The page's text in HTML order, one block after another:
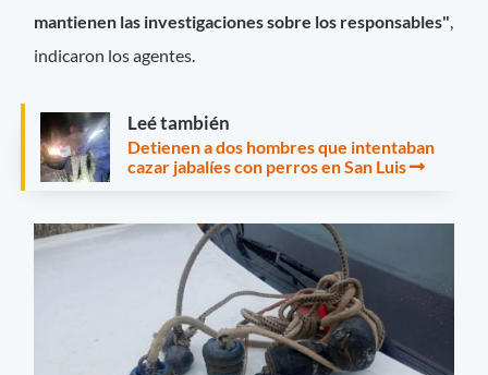
mantienen las investigaciones sobre los responsables",
indicaron los agentes.
Leé también
Detienen a dos hombres que intentaban
cazar jabalíes con perros en San Luis